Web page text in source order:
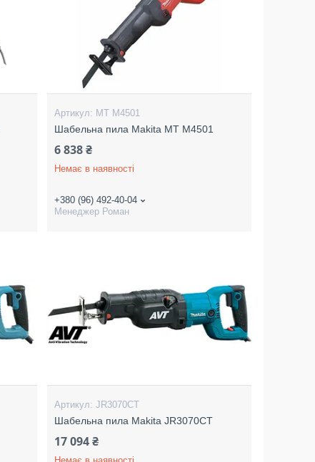
MT M4501
Шабельна пила Makita MT M4501
6 838 ₴
Немає в наявності
+380 (96) 492-40-04
Менеджер Роман
JR3070CT
Шабельна пила Makita JR3070CT
17 094 ₴